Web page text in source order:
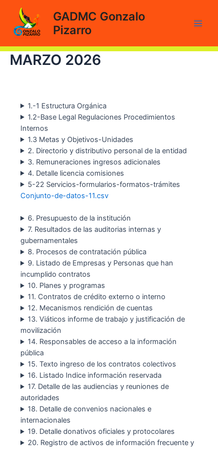
contenido
GADMC Gonzalo
Pizarro
MARZO 2026
1.-1 Estructura Orgánica
1.2-Base Legal Regulaciones Procedimientos
Internos
1.3 Metas y Objetivos-Unidades
2. Directorio y distributivo personal de la entidad
3. Remuneraciones ingresos adicionales
4. Detalle licencia comisiones
5-22 Servicios-formularios-formatos-trámites
Conjunto-de-datos-11.csv
6. Presupuesto de la institución
7. Resultados de las auditorias internas y
gubernamentales
8. Procesos de contratación pública
9. Listado de Empresas y Personas que han
incumplido contratos
10. Planes y programas
11. Contratos de crédito externo o interno
12. Mecanismos rendición de cuentas
13. Viáticos informe de trabajo y justificación de
movilización
14. Responsables de acceso a la información
pública
15. Texto ingreso de los contratos colectivos
16. Listado Indice información reservada
17. Detalle de las audiencias y reuniones de
autoridades
18. Detalle de convenios nacionales e
internacionales
19. Detalle donativos oficiales y protocolares
20. Registro de activos de información frecuente y